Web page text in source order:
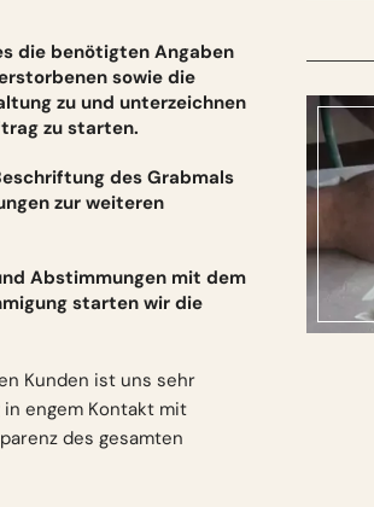
die benötigten Angaben
sowie die
zu und unterzeichnen
zu starten.
des Grabmals
zur weiteren
Abstimmungen mit dem
starten wir die
Kunden ist uns sehr
engem Kontakt mit
des gesamten